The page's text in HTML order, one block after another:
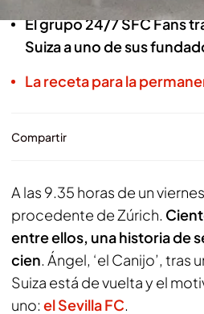
El grupo 24/7 SFC Fans
Suiza a uno de sus
La receta para la
Compartir
A las 9.35 horas de un
procedente de Zúrich.
entre ellos, una historia de
cien. Ángel, ‘el Canijo’, tras
Suiza está de vuelta y el
uno: el Sevilla FC.